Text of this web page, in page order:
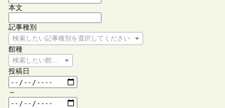
本文
記事種別
検索したい記事種別を選択してください
館種
検索したい館種を選択してください
投稿日
～